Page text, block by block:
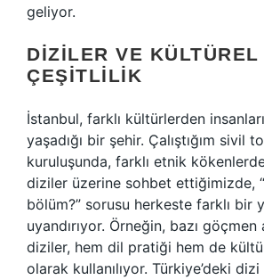
geliyor.
DIZILER VE KÜLTÜREL
ÇEŞITLILIK
İstanbul, farklı kültürlerden
yaşadığı bir şehir. Çalıştığım sivil
kuruluşunda, farklı etnik
diziler üzerine sohbet ettiğimizde,
bölüm?” sorusu herkeste farklı bir
uyandırıyor. Örneğin, bazı
diziler, hem dil pratiği hem de
olarak kullanılıyor. Türkiye’deki